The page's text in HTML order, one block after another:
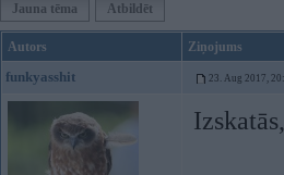
Jauna tēma Atbildēt
Autors Ziņojums
funkyasshit 23. Aug 2017,